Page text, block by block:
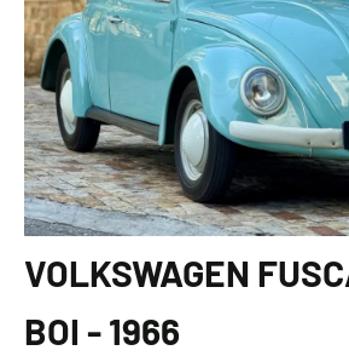
VOLKSWAGEN
BOI - 1966